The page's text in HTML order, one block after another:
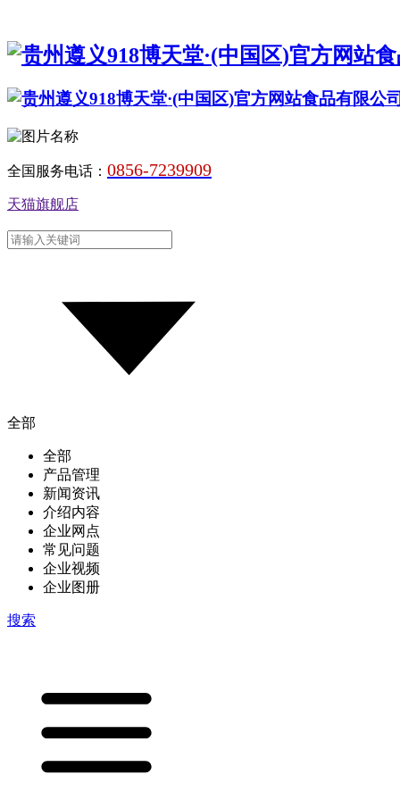
全国服务电话： 0856-7239909
天猫旗舰店
全部
全部
产品管理
新闻资讯
介绍内容
企业网点
常见问题
企业视频
企业图册
搜索